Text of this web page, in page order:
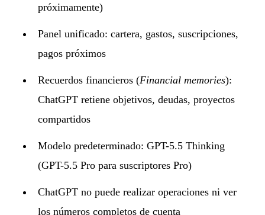
próximamente)
Panel unificado: cartera, gastos, suscripciones,
pagos próximos
Recuerdos financieros (Financial memories):
ChatGPT retiene objetivos, deudas, proyectos
compartidos
Modelo predeterminado: GPT-5.5 Thinking
(GPT-5.5 Pro para suscriptores Pro)
ChatGPT no puede realizar operaciones ni ver
los números completos de cuenta